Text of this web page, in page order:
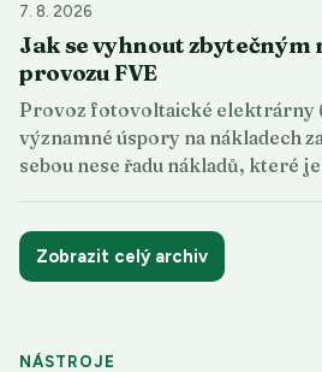
7. 8. 2026
Jak se vyhnout
provozu FVE
Provoz fotovoltaické elektrárny
významné úspory na nákladech
sebou nese řadu nákladů, které
Zobrazit celý archiv
NÁSTROJE